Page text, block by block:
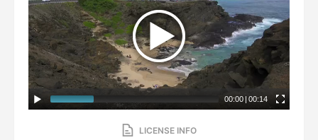
00:00 | 00:14
LICENSE INFO